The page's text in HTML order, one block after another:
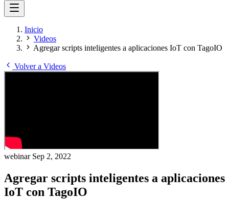
Inicio
Videos
Agregar scripts inteligentes a aplicaciones IoT con TagoIO
Volver a Videos
webinar Sep 2, 2022
Agregar scripts inteligentes a aplicaciones
IoT con TagoIO